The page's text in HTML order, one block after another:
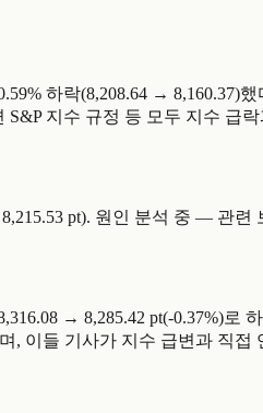
하락(8,208.64 →
S&P 지수 규정 등 모두 지수 급
pt). 원인 분석 중 — 관
→ 8,285.42 pt(-0.37%)
, 이들 기사가 지수 급변과 직